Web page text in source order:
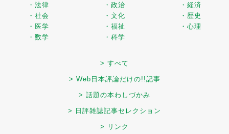
・法律
・政治
・経済
・社会
・文化
・歴史
・医学
・福祉
・心理
・数学
・科学
> すべて
> Web日本評論だけの!!記事
> 話題の本わしづかみ
> 日評雑誌記事セレクション
> リンク